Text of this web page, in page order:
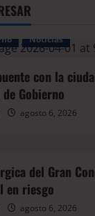
Noticias
con la
Gobierno
agosto 6, 2026
del Gran
en riesgo
agosto 6, 2026